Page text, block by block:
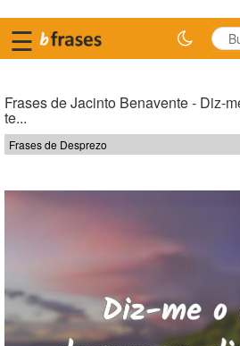
☰
Frases de Jacinto Benavente - Diz-
te...
Frases de Desprezo